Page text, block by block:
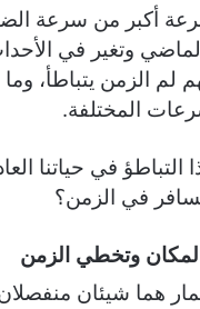
أكبر من سرعة
وتغير في
لم الزمن يتباطأ، وما
المختلفة.
التباطؤ في حياتنا
في الزمن؟
وتخطي الزمن
هما شيئان